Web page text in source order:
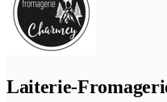
Laiterie-